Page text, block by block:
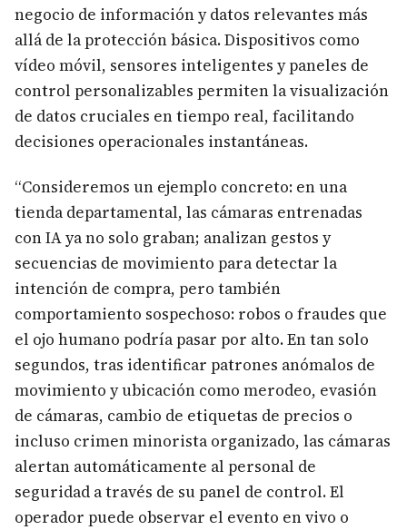
negocio de información y datos relevantes más
allá de la protección básica. Dispositivos como
vídeo móvil, sensores inteligentes y paneles de
control personalizables permiten la visualización
de datos cruciales en tiempo real, facilitando
decisiones operacionales instantáneas.
“Consideremos un ejemplo concreto: en una
tienda departamental, las cámaras entrenadas
con IA ya no solo graban; analizan gestos y
secuencias de movimiento para detectar la
intención de compra, pero también
comportamiento sospechoso: robos o fraudes que
el ojo humano podría pasar por alto. En tan solo
segundos, tras identificar patrones anómalos de
movimiento y ubicación como merodeo, evasión
de cámaras, cambio de etiquetas de precios o
incluso crimen minorista organizado, las cámaras
alertan automáticamente al personal de
seguridad a través de su panel de control. El
operador puede observar el evento en vivo o